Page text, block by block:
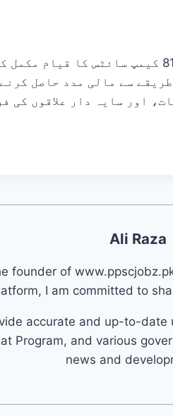
جولائی-ستمبر کی قسط کے لیے، حکومت نے ہر ضلع میں
سے مالی مدد حاصل
اور سایہ دار علاقوں کی
Ali Raza
founder of
I am committed to
accurate and up-to-
Program, and various
news and